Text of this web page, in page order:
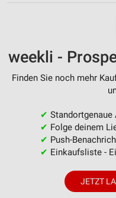
weekli -
Finden Sie noch mehr
✔ Standortgenaue
✔ Folge deinem
✔ Push-
✔ Einkaufsliste -
JETZT